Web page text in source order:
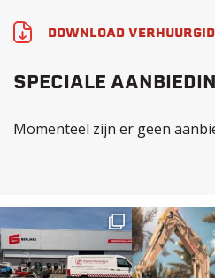
DOWNLOAD
SPECIALE
Momenteel zijn er geen